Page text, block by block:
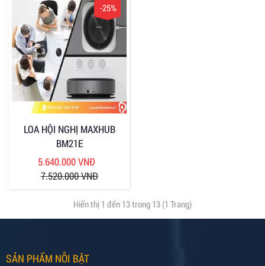
-25%
LOA HỘI NGHỊ MAXHUB
BM21E
5.640.000 VNĐ
7.520.000 VNĐ
Hiển thị 1 đến 13 trong 13 (1 Trang)
SẢN PHẨM NỖI BẬT